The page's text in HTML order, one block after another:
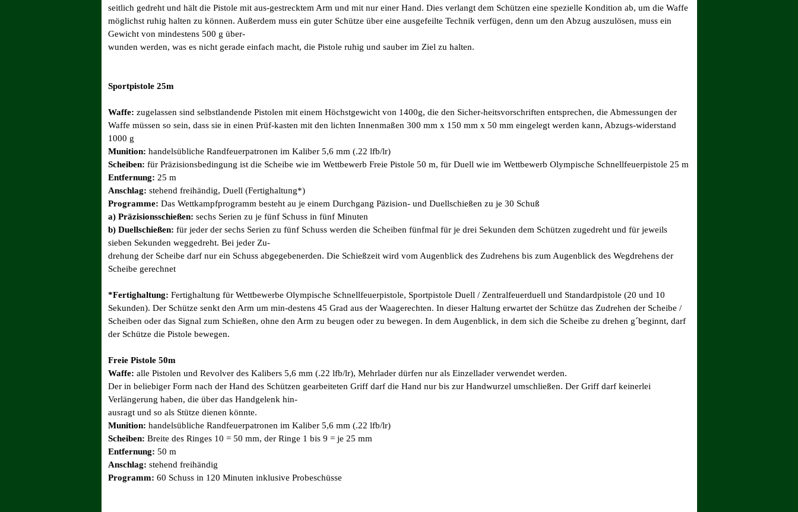
seitlich gedreht und hält die Pistole mit aus-gestrecktem Arm und mit nur einer Hand. Dies verlangt dem Schützen eine spezielle Kondition ab, um die Waffe
möglichst ruhig halten zu können. Außerdem muss ein guter Schütze über eine ausgefeilte Technik verfügen, denn um den Abzug auszulösen, muss ein
Gewicht von mindestens 500 g über-
wunden werden, was es nicht gerade einfach macht, die Pistole ruhig und sauber im Ziel zu halten.
Sportpistole 25m
Waffe: zugelassen sind selbstlandende Pistolen mit einem Höchstgewicht von 1400g, die den Sicher-heitsvorschriften entsprechen, die Abmessungen der
Waffe müssen so sein, dass sie in einen Prüf-kasten mit den lichten Innenmaßen 300 mm x 150 mm x 50 mm eingelegt werden kann, Abzugs-widerstand
1000 g
Munition: handelsübliche Randfeuerpatronen im Kaliber 5,6 mm (.22 lfb/lr)
Scheiben: für Präzisionsbedingung ist die Scheibe wie im Wettbewerb Freie Pistole 50 m, für Duell wie im Wettbewerb Olympische Schnellfeuerpistole 25 m
Entfernung: 25 m
Anschlag: stehend freihändig, Duell (Fertighaltung*)
Programme: Das Wettkampfprogramm besteht au je einem Durchgang Päzision- und Duellschießen zu je 30 Schuß
a) Präzisionsschießen: sechs Serien zu je fünf Schuss in fünf Minuten
b) Duellschießen: für jeder der sechs Serien zu fünf Schuss werden die Scheiben fünfmal für je drei Sekunden dem Schützen zugedreht und für jeweils
sieben Sekunden weggedreht. Bei jeder Zu-
drehung der Scheibe darf nur ein Schuss abgegebenerden. Die Schießzeit wird vom Augenblick des Zudrehens bis zum Augenblick des Wegdrehens der
Scheibe gerechnet
*Fertighaltung: Fertighaltung für Wettbewerbe Olympische Schnellfeuerpistole, Sportpistole Duell / Zentralfeuerduell und Standardpistole (20 und 10
Sekunden). Der Schütze senkt den Arm um min-destens 45 Grad aus der Waagerechten. In dieser Haltung erwartet der Schütze das Zudrehen der Scheibe /
Scheiben oder das Signal zum Schießen, ohne den Arm zu beugen oder zu bewegen. In dem Augenblick, in dem sich die Scheibe zu drehen g´beginnt, darf
der Schütze die Pistole bewegen.
Freie Pistole 50m
Waffe: alle Pistolen und Revolver des Kalibers 5,6 mm (.22 lfb/lr), Mehrlader dürfen nur als Einzellader verwendet werden.
Der in beliebiger Form nach der Hand des Schützen gearbeiteten Griff darf die Hand nur bis zur Handwurzel umschließen. Der Griff darf keinerlei
Verlängerung haben, die über das Handgelenk hin-
ausragt und so als Stütze dienen könnte.
Munition: handelsübliche Randfeuerpatronen im Kaliber 5,6 mm (.22 lfb/lr)
Scheiben: Breite des Ringes 10 = 50 mm, der Ringe 1 bis 9 = je 25 mm
Entfernung: 50 m
Anschlag: stehend freihändig
Programm: 60 Schuss in 120 Minuten inklusive Probeschüsse